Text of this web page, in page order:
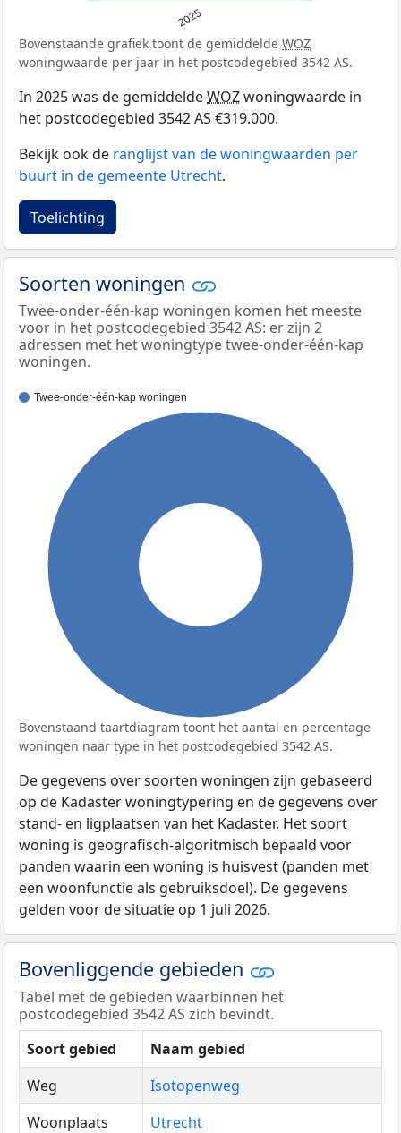
2025
Bovenstaande grafiek toont de gemiddelde WOZ
woningwaarde per jaar in het postcodegebied 3542 AS.
In 2025 was de gemiddeldeWOZwoningwaarde in
het postcodegebied 3542 AS €319.000.
Bekijk ook de ranglijst van de woningwaarden per
buurt in de gemeente Utrecht.
Toelichting
Soorten woningen
Twee-onder-één-kap woningen komen het meeste
voor in het postcodegebied 3542 AS: er zijn 2
adressen met het woningtype twee-onder-één-kap
woningen.
Twee-onder-één-kap woningen
Bovenstaand taartdiagram toont het aantal en percentage
woningen naar type in het postcodegebied 3542 AS.
De gegevens over soorten woningen zijn gebaseerd
op de Kadaster woningtypering en de gegevens over
stand- en ligplaatsen van het Kadaster. Het soort
woning is geografisch-algoritmisch bepaald voor
panden waarin een woning is huisvest (panden met
een woonfunctie als gebruiksdoel). De gegevens
gelden voor de situatie op 1 juli 2026.
Bovenliggende gebieden
Tabel met de gebieden waarbinnen het
postcodegebied 3542 AS zich bevindt.
Soort gebied
Naam gebied
Weg
Isotopenweg
Woonplaats
Utrecht